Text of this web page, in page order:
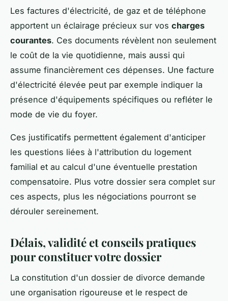
Les factures d'électricité, de gaz et de téléphone
apportent un éclairage précieux sur vos charges
courantes. Ces documents révèlent non seulement
le coût de la vie quotidienne, mais aussi qui
assume financièrement ces dépenses. Une facture
d'électricité élevée peut par exemple indiquer la
présence d'équipements spécifiques ou refléter le
mode de vie du foyer.
Ces justificatifs permettent également d'anticiper
les questions liées à l'attribution du logement
familial et au calcul d'une éventuelle prestation
compensatoire. Plus votre dossier sera complet sur
ces aspects, plus les négociations pourront se
dérouler sereinement.
Délais, validité et conseils pratiques
pour constituer votre dossier
La constitution d'un dossier de divorce demande
une organisation rigoureuse et le respect de